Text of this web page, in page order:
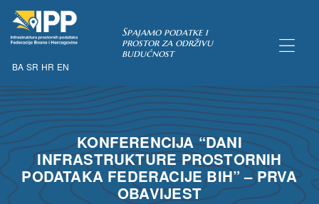
BA SR HR EN
Spajamo podatke i
prostor za održivu
budućnost
KONFERENCIJA “DANI
INFRASTRUKTURE PROSTORNIH
PODATAKA FEDERACIJE BIH” – PRVA
OBAVIJEST
uvjeta